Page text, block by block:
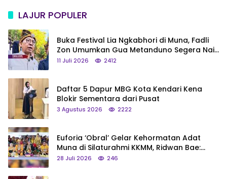
LAJUR POPULER
Buka Festival Lia Ngkabhori di Muna, Fadli
Zon Umumkan Gua Metanduno Segera Naik
Status Jadi Cagar Budaya Nasional
11 Juli 2026 2412
Daftar 5 Dapur MBG Kota Kendari Kena
Blokir Sementara dari Pusat
3 Agustus 2026 2222
Euforia ‘Obral’ Gelar Kehormatan Adat
Muna di Silaturahmi KKMM, Ridwan Bae:
Saya Bukan Tipe Begitu, Belum Pantas!
28 Juli 2026 246